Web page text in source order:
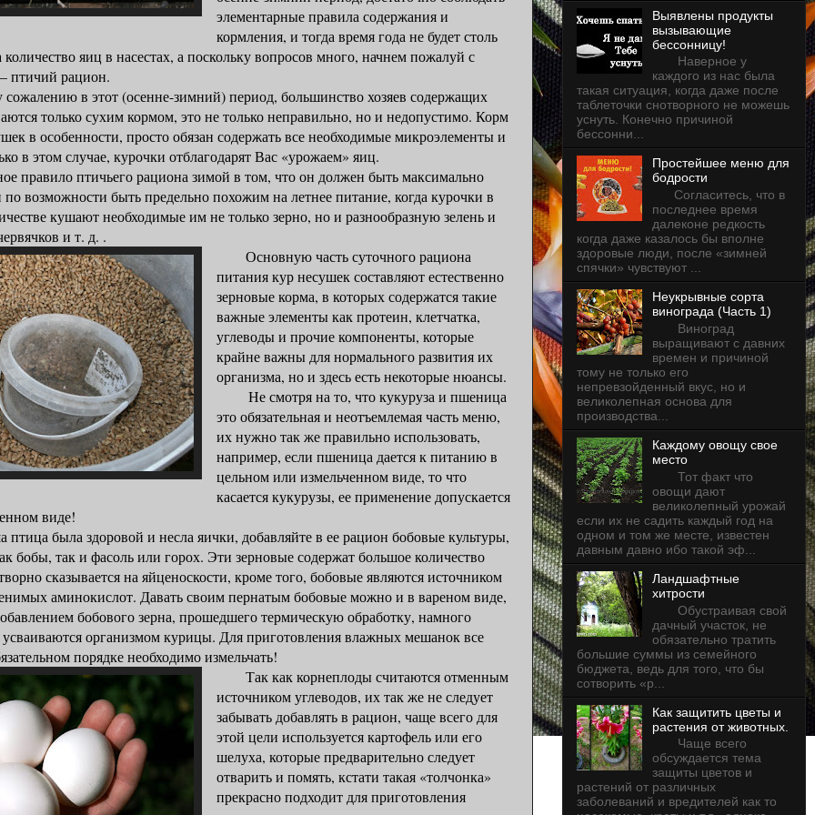
элементарные правила содержания и
кормления, и тогда время года не будет столь
количество яиц в насестах, а поскольку вопросов много, начнем пожалуй с
птичий рацион.
в этот (осенне-зимний) период, большинство хозяев содержащих
только сухим кормом, это не только неправильно, но и недопустимо. Корм
в особенности, просто обязан содержать все необходимые микроэлементы и
в этом случае, курочки отблагодарят Вас «урожаем» яиц.
птичьего рациона зимой в том, что он должен быть максимально
возможности быть предельно похожим на летнее питание, когда курочки в
кушают необходимые им не только зерно, но и разнообразную зелень и
и т. д. .
Основную часть суточного рациона
питания кур несушек составляют естественно
зерновые корма, в которых содержатся такие
важные элементы как протеин, клетчатка,
углеводы и прочие компоненты, которые
крайне важны для нормального развития их
организма, но и здесь есть некоторые нюансы.
Не смотря на то, что кукуруза и пшеница
это обязательная и неотъемлемая часть меню,
их нужно так же правильно использовать,
например, если пшеница дается к питанию в
цельном или измельченном виде, то что
касается кукурузы, ее применение допускается
виде!
была здоровой и несла яички, добавляйте в ее рацион бобовые культуры,
бобы, так и фасоль или горох. Эти зерновые содержат большое количество
сказывается на яйценоскости, кроме того, бобовые являются источником
аминокислот. Давать своим пернатым бобовые можно и в вареном виде,
бобового зерна, прошедшего термическую обработку, намного
организмом курицы. Для приготовления влажных мешанок все
порядке необходимо измельчать!
Так как корнеплоды считаются отменным
источником углеводов, их так же не следует
забывать добавлять в рацион, чаще всего для
этой цели используется картофель или его
шелуха, которые предварительно следует
отварить и помять, кстати такая «толчонка»
прекрасно подходит для приготовления
Выявлены продукты
вызывающие
бессонницу!
Наверное у
каждого из нас была
такая ситуация, когда даже после
таблеточки снотворного не можешь
уснуть. Конечно причиной
бессонни...
Простейшее меню для
бодрости
Согласитесь, что в
последнее время
далеконе редкость
когда даже казалось бы вполне
здоровые люди, после «зимней
спячки» чувствуют ...
Неукрывные сорта
винограда (Часть 1)
Виноград
выращивают с давних
времен и причиной
тому не только его
непревзойденный вкус, но и
великолепная основа для
производства...
Каждому овощу свое
место
Тот факт что
овощи дают
великолепный урожай
если их не садить каждый год на
одном и том же месте, известен
давным давно ибо такой эф...
Ландшафтные
хитрости
Обустраивая свой
дачный участок, не
обязательно тратить
большие суммы из семейного
бюджета, ведь для того, что бы
сотворить «р...
Как защитить цветы и
растения от животных.
Чаще всего
обсуждается тема
защиты цветов и
растений от различных
заболеваний и вредителей как то